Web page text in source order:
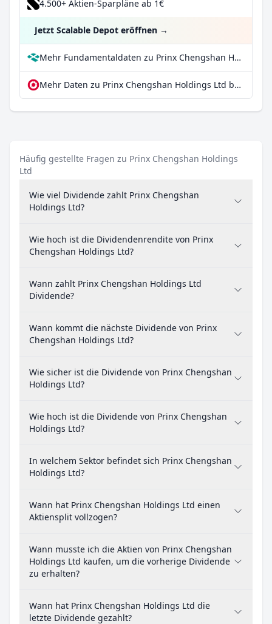
4.500+ Aktien-Sparpläne ab 1€
Jetzt Scalable Depot eröffnen →
Mehr Fundamentaldaten zu Prinx Chengshan Holdings Ltd bei Parqet
Mehr Daten zu Prinx Chengshan Holdings Ltd bei extraETF
Häufig gestellte Fragen zu Prinx Chengshan Holdings
Ltd
Wie viel Dividende zahlt Prinx Chengshan
Holdings Ltd?
Wie hoch ist die Dividendenrendite von Prinx
Chengshan Holdings Ltd?
Wann zahlt Prinx Chengshan Holdings Ltd
Dividende?
Wann kommt die nächste Dividende von Prinx
Chengshan Holdings Ltd?
Wie sicher ist die Dividende von Prinx Chengshan
Holdings Ltd?
Wie hoch ist die Dividende von Prinx Chengshan
Holdings Ltd?
In welchem Sektor befindet sich Prinx Chengshan
Holdings Ltd?
Wann hat Prinx Chengshan Holdings Ltd einen
Aktiensplit vollzogen?
Wann musste ich die Aktien von Prinx Chengshan
Holdings Ltd kaufen, um die vorherige Dividende
zu erhalten?
Wann hat Prinx Chengshan Holdings Ltd die
letzte Dividende gezahlt?